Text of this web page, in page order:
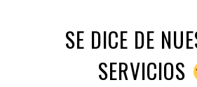
SE DICE DE
SERVICIOS